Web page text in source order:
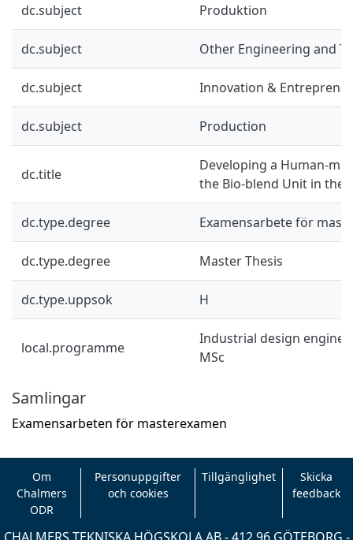
dc.subject Produktion
dc.subject Other Engineering and
dc.subject Innovation &
dc.subject Production
dc.title
Developing a Human-
the Bio-blend Unit in the
dc.type.degree Examensarbete för
dc.type.degree Master Thesis
dc.type.uppsok H
local.programme
Industrial design
MSc
Samlingar
Examensarbeten för masterexamen
Om
Chalmers
ODR
Personuppgifter
och cookies
Tillgänglighet
Skicka
feedback